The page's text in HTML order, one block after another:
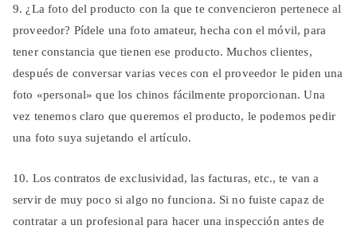
9. ¿La foto del producto con la que te convencieron pertenece al
proveedor? Pídele una foto amateur, hecha con el móvil, para
tener constancia que tienen ese producto. Muchos clientes,
después de conversar varias veces con el proveedor le piden una
foto «personal» que los chinos fácilmente proporcionan. Una
vez tenemos claro que queremos el producto, le podemos pedir
una foto suya sujetando el artículo.
10. Los contratos de exclusividad, las facturas, etc., te van a
servir de muy poco si algo no funciona. Si no fuiste capaz de
contratar a un profesional para hacer una inspección antes de